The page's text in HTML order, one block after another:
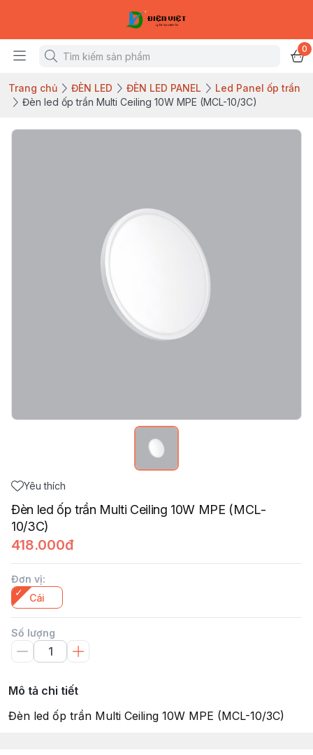
0
Trang chủ ĐÈN LED ĐÈN LED PANEL
Led Panel ốp trần
Đèn led ốp trần Multi Ceiling 10W MPE (MCL-10/3C)
Yêu thích
Đèn led ốp trần Multi Ceiling 10W MPE (MCL-
10/3C)
418.000đ
Đơn vị:
Cái
Số lượng
Mô tả chi tiết
Đèn led ốp trần Multi Ceiling 10W MPE (MCL-10/3C)